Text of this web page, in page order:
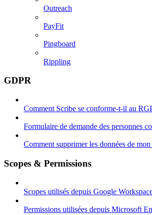
Outreach
PayFit
Pingboard
Rippling
GDPR
Comment Scribe se conforme-t-il au
Formulaire de demande des personnes
Comment supprimer les données de
Scopes & Permissions
Scopes utilisés depuis Google
Permissions utilisées depuis Microsoft